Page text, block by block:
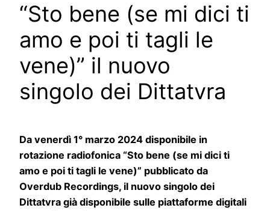
“Sto bene (se mi dici ti
amo e poi ti tagli le
vene)” il nuovo
singolo dei Dittatvra
Da venerdì 1° marzo 2024 disponibile in
rotazione radiofonica “Sto bene (se mi dici ti
amo e poi ti tagli le vene)” pubblicato da
Overdub Recordings, il nuovo singolo dei
Dittatvra già disponibile sulle piattaforme digitali